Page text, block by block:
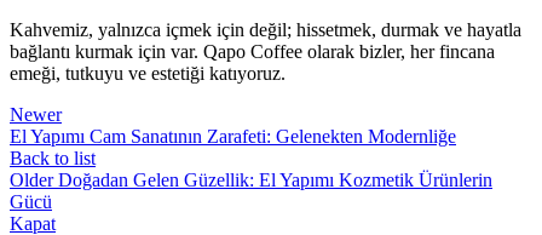
Kahvemiz, yalnızca içmek için değil; hissetmek, durmak ve hayatla
bağlantı kurmak için var. Qapo Coffee olarak bizler, her fincana
emeği, tutkuyu ve estetiği katıyoruz.
Newer
El Yapımı Cam Sanatının Zarafeti: Gelenekten Modernliğe
Back to list
Older Doğadan Gelen Güzellik: El Yapımı Kozmetik Ürünlerin
Gücü
Kapat